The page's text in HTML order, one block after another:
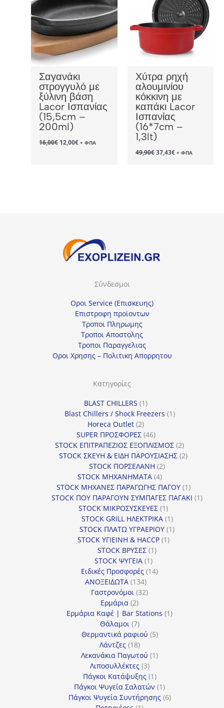
Σαγανάκι
στρογγυλό με
ξύλινη βάση
Lacor Ισπανίας
(15,5cm –
200ml)
16,00€ Original
price
12,00€Η+ ΦΠΑ
Χύτρα ρηχή
αλουμινίου
κόκκινη με
καπάκι Lacor
Ισπανίας
(16*7cm –
1,3lt)
49,90€Original
price
37,43€Η+ ΦΠΑ
Σύνδεσμοι
Οροι Service (Επισκευης)
Επιστροφη προϊοντων
Τροποι Πληρωμης
Τροποι Αποστολης
Τροποι Παραγγελιας
Οροι Χρησης – Πολιτικη Απορρητου
Κατηγορίες
BLAST CHILLERS 11
προϊόν
Blast Chillers / Shock Freezers 11
Horeca Outlet 22
προϊόντα
SUPER ΠΡΟΣΦΟΡΕΣ 4646
προϊόντα
STOCK ΕΠΙΤΡΑΠΕΖΙΟΣ ΕΞΟΠΛΙΣΜΟΣ 22
προϊόντα
STOCK ΣΚΕΥΗ & ΕΙΔΗ ΠΑΡΟΥΣΙΑΣΗΣ 22
STOCK ΠΟΡΣΕΛΑΝΗ 22
STOCK ΜΗΧΑΝΗΜΑΤΑ 44
προϊόντα
STOCK ΜΗΧΑΝΕΣ ΠΑΡΑΓΩΓΗΣ ΠΑΓΟΥ 11
προϊόν
STOCK ΠΟΥ ΠΑΡΑΓΟΥΝ ΣΥΜΠΑΓΕΣ ΠΑΓΑΚΙ 11
STOCK ΜΙΚΡΟΣΥΣΚΕΥΕΣ 11
προϊόν
STOCK GRILL ΗΛΕΚΤΡΙΚΑ 11
προϊόν
STOCK ΠΛΑΤΩ ΥΓΡΑΕΡΙΟΥ 11
STOCK ΥΓΙΕΙΝΗ & HACCP 11
STOCK ΒΡΥΣΕΣ 11
STOCK ΨΥΓΕΙΑ 11
προϊόν
Ειδικές Προσφορές 1414
ΑΝΟΞΕΙΔΩΤΑ 134134
προϊόντα
Γαστρονόμοι 3232
Ερμάρια 22
προϊόντα
Ερμάρια Καφέ | Bar Stations 11
Θάλαμοι 77
προϊόντα
Θερμαντικά ραφιού 55
Λάντζες 1818
προϊόντα
Λεκανάκια Παγωτού 11
Λιποσυλλέκτες 33
προϊόντα
Πάγκοι Κατάψυξης 11
προϊόν
Πάγκοι Ψυγεία Σαλατών 11
προϊόν
Πάγκοι Ψυγεία Συντήρησης 66